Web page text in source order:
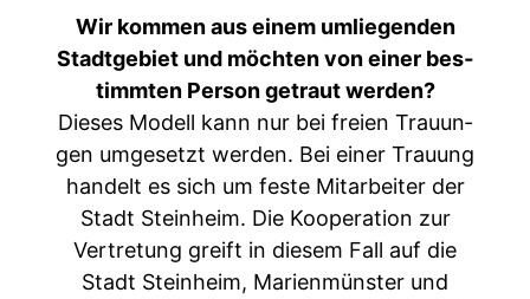
Wir kom­men aus einem umliegen­den
Stadt­ge­bi­et und möcht­en von ein­er bes­
timmten Per­son getraut wer­den?
Dieses Mod­ell kann nur bei freien Trau­un­
gen umge­set­zt wer­den. Bei ein­er Trau­ung
han­delt es sich um feste Mitar­beit­er der
Stadt Stein­heim. Die Koop­er­a­tion zur
Vertre­tung greift in diesem Fall auf die
Stadt Stein­heim, Marien­mün­ster und